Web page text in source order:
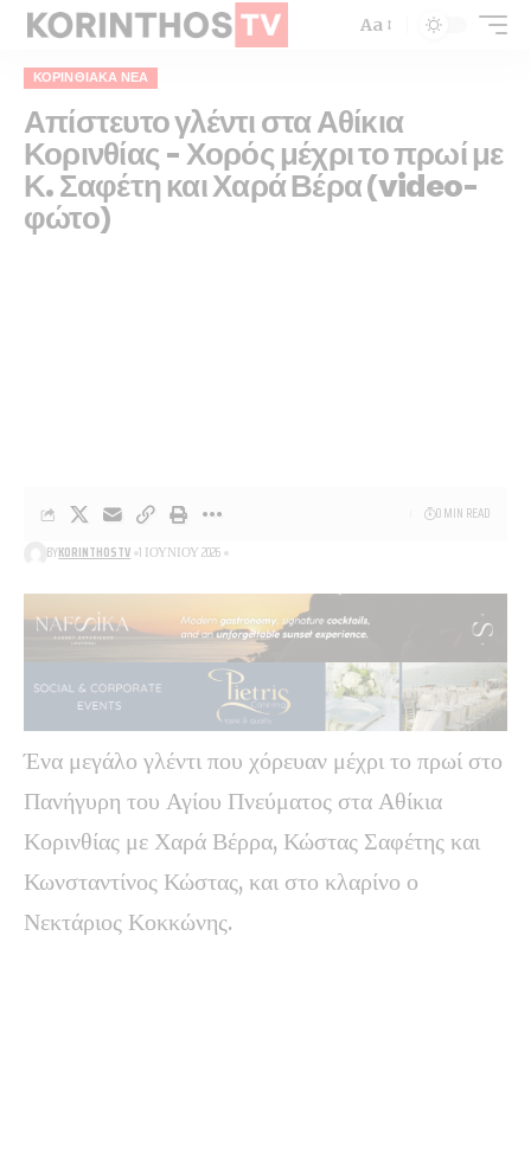
Aa
ΚΟΡΙΝΘΙΑΚΆ ΝΈΑ
Απίστευτο γλέντι στα Αθίκια
Κορινθίας – Χορός μέχρι το πρωί με
Κ. Σαφέτη και Χαρά Βέρα (video-
φώτο)
BYKORINTHOSTV 1 ΙΟΥΝΊΟΥ 2026
0 MIN READ
Ένα μεγάλο γλέντι που χόρευαν μέχρι το πρωί στο
Πανήγυρη του Αγίου Πνεύματος στα Αθίκια
Κορινθίας με Χαρά Βέρρα, Κώστας Σαφέτης και
Κωνσταντίνος Κώστας, και στο κλαρίνο ο
Νεκτάριος Κοκκώνης.